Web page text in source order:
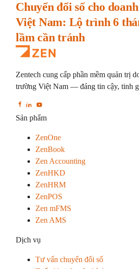
Chuyển đổi số cho
Việt Nam: Lộ trình 6
lầm cần tránh
Zentech cung cấp phần mềm quản trị
trường Việt Nam — đáng tin cậy, tinh
Sản phẩm
ZenOne
ZenBook
Zen Accounting
ZenHKD
ZenHRM
ZenPOS
Zen mFMS
Zen AMS
Dịch vụ
Tư vấn chuyển đổi số